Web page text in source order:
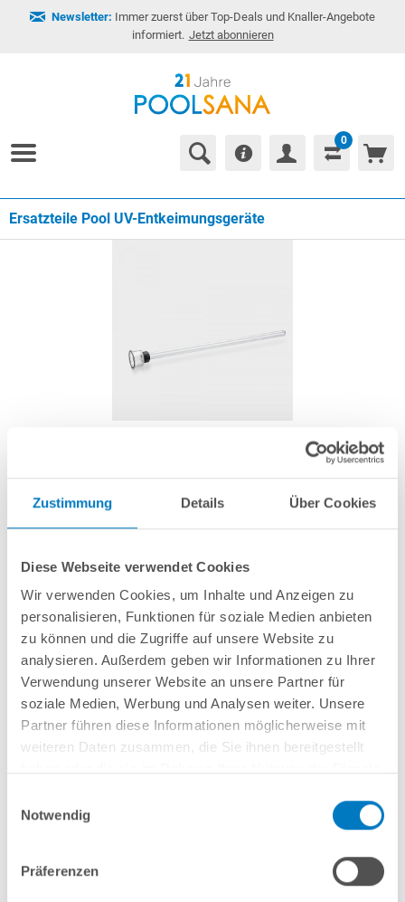
Zustimmung Details Über Cookies
Diese Webseite verwendet Cookies
Wir verwenden Cookies, um Inhalte und Anzeigen zu
personalisieren, Funktionen für soziale Medien anbieten
zu können und die Zugriffe auf unsere Website zu
analysieren. Außerdem geben wir Informationen zu Ihrer
Verwendung unserer Website an unsere Partner für
soziale Medien, Werbung und Analysen weiter. Unsere
Partner führen diese Informationen möglicherweise mit
weiteren Daten zusammen, die Sie ihnen bereitgestellt
Notwendig
Präferenzen
Newsletter: Immer zuerst über Top-Deals und Knaller-Angebote
informiert. Jetzt abonnieren
0
Ersatzteile Pool UV-Entkeimungsgeräte
Quarzglasröhre/Lampengehäuse für UV-
Entkeimungsgerät POOLSANA PROFI 75 W
44,99 € *
59,99 € *
inkl. gesetzlicher MwSt. zzgl. Versandkosten; ab 99,- frachtfrei
Lieferung in ca. 1-3 Arbeitstagen
Quarzglas-Röhre zur Trennung der UV-Lampe vom Pool-Wasser.
Vergleichen Merken